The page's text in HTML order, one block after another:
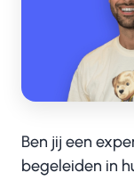
Ben jij een
begeleiden in